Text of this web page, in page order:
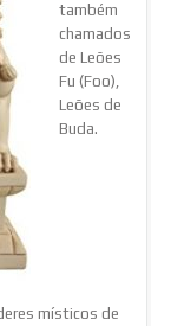
também
chamados
de Leões
Fu (Foo),
Leões de
Buda.
místicos de